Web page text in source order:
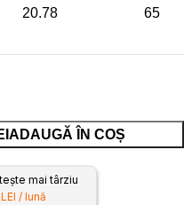
20.78 65
ADAUGĂ ÎN COȘ
mai târziu
/ lună